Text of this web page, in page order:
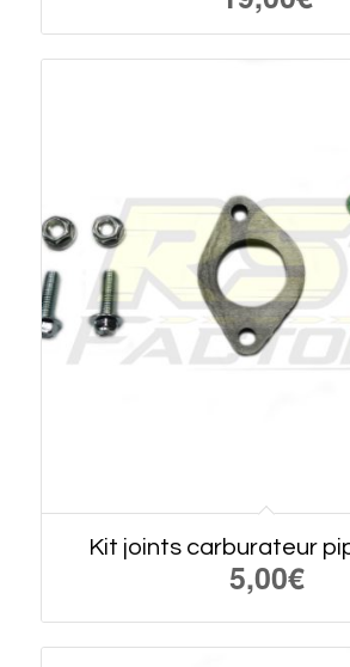
Kit joints carburateur
5,00€